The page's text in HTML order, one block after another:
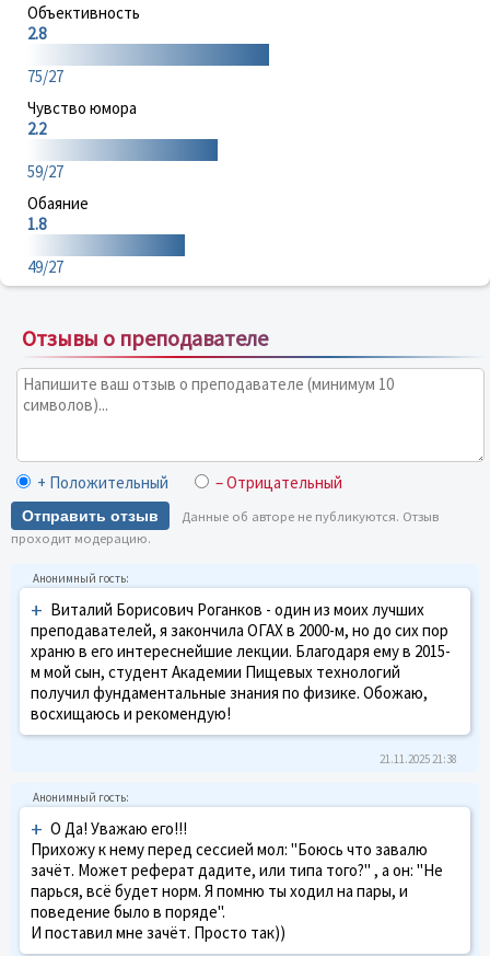
Объективность
2.8
75/27
Чувство юмора
2.2
59/27
Обаяние
1.8
49/27
Отзывы о преподавателе
+ Положительный – Отрицательный
Отправить отзыв
Данные об авторе не публикуются. Отзыв
проходит модерацию.
+ Виталий Борисович Роганков - один из моих лучших
преподавателей, я закончила ОГАХ в 2000-м, но до сих пор
храню в его интереснейшие лекции. Благодаря ему в 2015-
м мой сын, студент Академии Пищевых технологий
получил фундаментальные знания по физике. Обожаю,
восхищаюсь и рекомендую!
21.11.2025 21:38
+ О Да! Уважаю его!!!
Прихожу к нему перед сессией мол: "Боюсь что завалю
зачёт. Может реферат дадите, или типа того?" , а он: "Не
парься, всё будет норм. Я помню ты ходил на пары, и
поведение было в поряде".
И поставил мне зачёт. Просто так))